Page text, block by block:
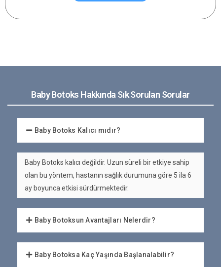
Baby Botoks Hakkında Sık Sorulan Sorular
Baby Botoks Kalıcı mıdır?
Baby Botoks kalıcı değildir. Uzun süreli bir etkiye sahip
olan bu yöntem, hastanın sağlık durumuna göre 5 ila 6
ay boyunca etkisi sürdürmektedir.
Baby Botoksun Avantajları Nelerdir?
Baby Botoksa Kaç Yaşında Başlanalabilir?